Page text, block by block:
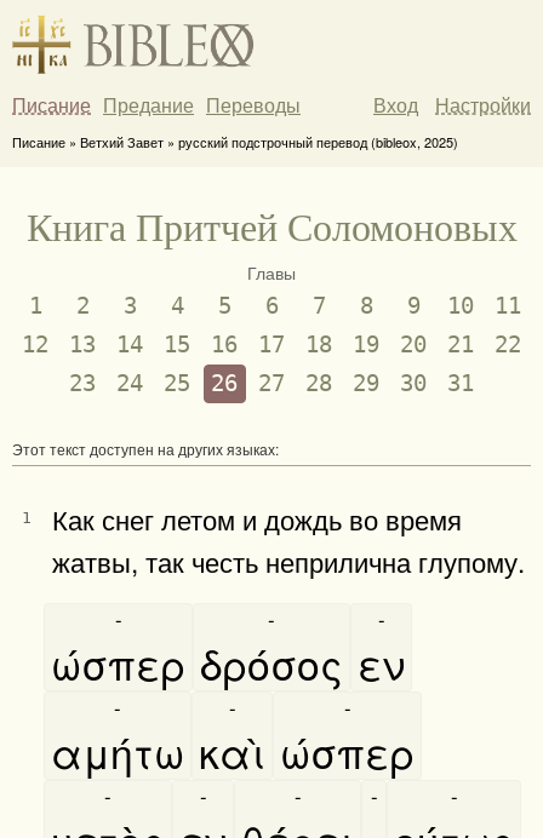
Писание Предание Переводы Вход Настройки
Писание » Ветхий Завет » русский подстрочный перевод (bibleox, 2025)
Книга Притчей Соломоновых
Главы
1 2 3 4 5 6 7 8 9 10
11
12
13 14 15 16 17 18 19 20 21
22
23
24 25 26 27 28 29 30 31
Этот текст доступен на других языках:
1
Как снег летом и дождь во время
жатвы, так честь неприлична глупому.
ώσπερ
-
δρόσος
-
εν
-
αμήτω
-
καὶ
-
ώσπερ
-
- - - - -